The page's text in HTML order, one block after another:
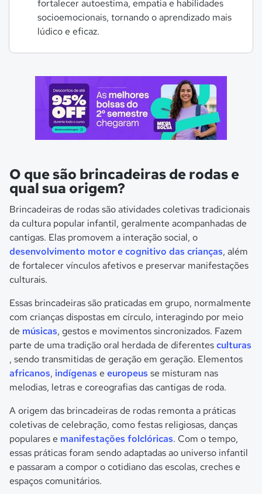
fortalecer autoestima, empatia e habilidades
socioemocionais, tornando o aprendizado mais
lúdico e eficaz.
O que são brincadeiras de rodas e
qual sua origem?
Brincadeiras de rodas são atividades coletivas tradicionais
da cultura popular infantil, geralmente acompanhadas de
cantigas. Elas promovem a interação social, o
desenvolvimento motor e cognitivo das crianças, além
de fortalecer vínculos afetivos e preservar manifestações
culturais.
Essas brincadeiras são praticadas em grupo, normalmente
com crianças dispostas em círculo, interagindo por meio
de músicas, gestos e movimentos sincronizados. Fazem
parte de uma tradição oral herdada de diferentesculturas
, sendo transmitidas de geração em geração. Elementos
africanos, indígenas e europeus se misturam nas
melodias, letras e coreografias das cantigas de roda.
A origem das brincadeiras de rodas remonta a práticas
coletivas de celebração, como festas religiosas, danças
populares e manifestações folclóricas. Com o tempo,
essas práticas foram sendo adaptadas ao universo infantil
e passaram a compor o cotidiano das escolas, creches e
espaços comunitários.